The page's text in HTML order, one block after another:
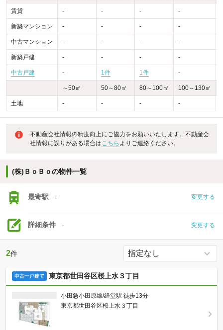
賃貸 - - - -
新築マンション - - - -
中古マンション - - - -
新築戸建 - - - -
中古戸建 - 1件 1件 -
～50㎡ 50～80㎡ 80～100㎡ 100～130㎡
土地 - - - -
不動産会社情報の精度向上にご協力をお願いいたします。不動産会
社情報に誤りがある場合はこちら よりご連絡ください。
(株)ＢｏＢｏの物件一覧
最寄駅 - 変更する
詳細条件 - 変更する
2件
中古一戸建て 東京都世田谷区桜上水３丁目
小田急小田原線/経堂駅 徒歩13分
東京都世田谷区桜上水３丁目